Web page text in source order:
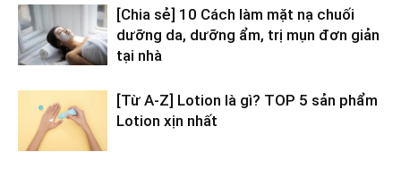
[Chia sẻ] 10 Cách làm mặt nạ chuối
dưỡng da, dưỡng ẩm, trị mụn đơn giản
tại nhà
[Từ A-Z] Lotion là gì? TOP 5 sản phẩm
Lotion xịn nhất